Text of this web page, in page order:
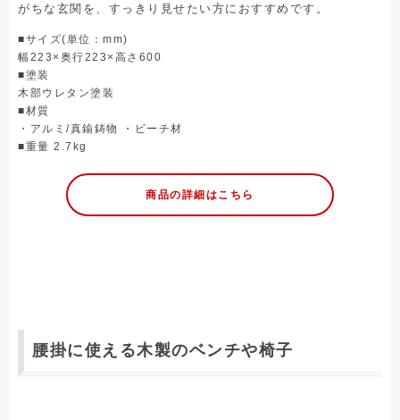
がちな玄関を、すっきり見せたい方におすすめです。
■サイズ(単位：mm)
幅223×奥行223×高さ600
■塗装
木部ウレタン塗装
■材質
・アルミ/真鍮鋳物 ・ビーチ材
■重量 2.7kg
商品の詳細はこちら
腰掛に使える木製のベンチや椅子